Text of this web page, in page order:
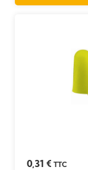
0,31 € TTC